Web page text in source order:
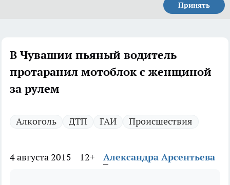
Принять
В Чувашии пьяный водитель
протаранил мотоблок с женщиной
за рулем
Алкоголь ДТП ГАИ Происшествия
4 августа 2015 12+ Александра Арсентьева